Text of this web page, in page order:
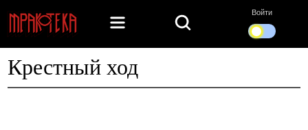
Войти
Крестный ход